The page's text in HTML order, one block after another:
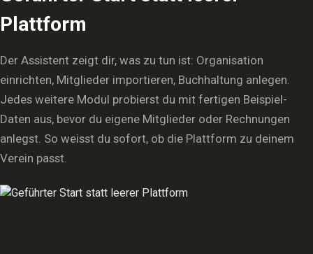
Plattform
Der Assistent zeigt dir, was zu tun ist: Organisation
einrichten, Mitglieder importieren, Buchhaltung anlegen.
Jedes weitere Modul probierst du mit fertigen Beispiel-
Daten aus, bevor du eigene Mitglieder oder Rechnungen
anlegst. So weisst du sofort, ob die Plattform zu deinem
Verein passt.